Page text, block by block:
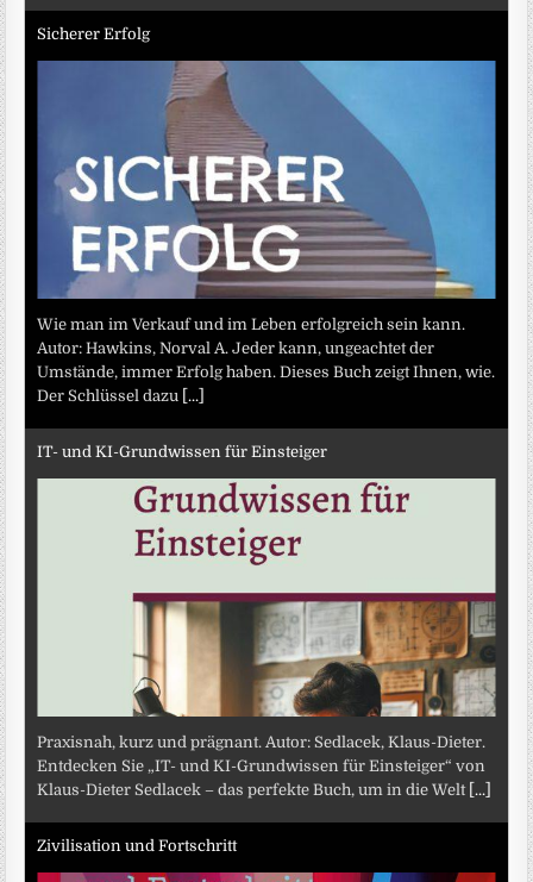
Sicherer Erfolg
Wie man im Verkauf und im Leben erfolgreich sein kann.
Autor: Hawkins, Norval A. Jeder kann, ungeachtet der
Umstände, immer Erfolg haben. Dieses Buch zeigt Ihnen, wie.
Der Schlüssel dazu [...]
IT- und KI-Grundwissen für Einsteiger
Praxisnah, kurz und prägnant. Autor: Sedlacek, Klaus-Dieter.
Entdecken Sie „IT- und KI-Grundwissen für Einsteiger“ von
Klaus-Dieter Sedlacek – das perfekte Buch, um in die Welt [...]
Zivilisation und Fortschritt